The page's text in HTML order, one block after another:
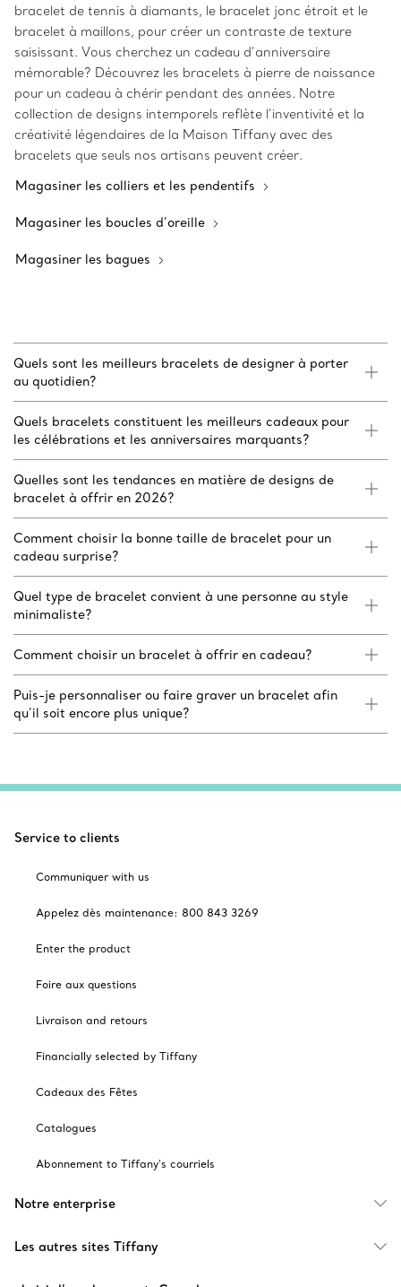
bracelet de tennis à diamants, le bracelet jonc étroit et le
bracelet à maillons, pour créer un contraste de texture
saisissant. Vous cherchez un cadeau d’anniversaire
mémorable? Découvrez les bracelets à pierre de naissance
pour un cadeau à chérir pendant des années. Notre
collection de designs intemporels reflète l’inventivité et la
créativité légendaires de la Maison Tiffany avec des
bracelets que seuls nos artisans peuvent créer.
Magasiner les colliers et les pendentifs
Magasiner les boucles d’oreille
Magasiner les bagues
Quels sont les meilleurs bracelets de designer à porter
au quotidien?
Quels bracelets constituent les meilleurs cadeaux pour
les célébrations et les anniversaires marquants?
Quelles sont les tendances en matière de designs de
bracelet à offrir en 2026?
Comment choisir la bonne taille de bracelet pour un
cadeau surprise?
Quel type de bracelet convient à une personne au style
minimaliste?
Comment choisir un bracelet à offrir en cadeau?
Puis-je personnaliser ou faire graver un bracelet afin
qu’il soit encore plus unique?
Service to clients
Communiquer with us
Appelez dès maintenance: 800 843 3269
Enter the product
Foire aux questions
Livraison and retours
Financially selected by Tiffany
Cadeaux des Fêtes
Catalogues
Abonnement to Tiffany's courriels
Notre enterprise
Les autres sites Tiffany